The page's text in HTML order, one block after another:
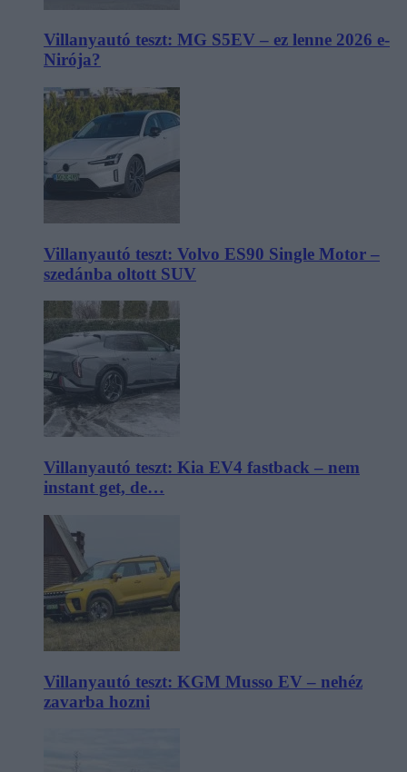
Villanyautó teszt: MG S5EV – ez lenne 2026 e-
Nirója?
Villanyautó teszt: Volvo ES90 Single Motor –
szedánba oltott SUV
Villanyautó teszt: Kia EV4 fastback – nem
instant get, de…
Villanyautó teszt: KGM Musso EV – nehéz
zavarba hozni